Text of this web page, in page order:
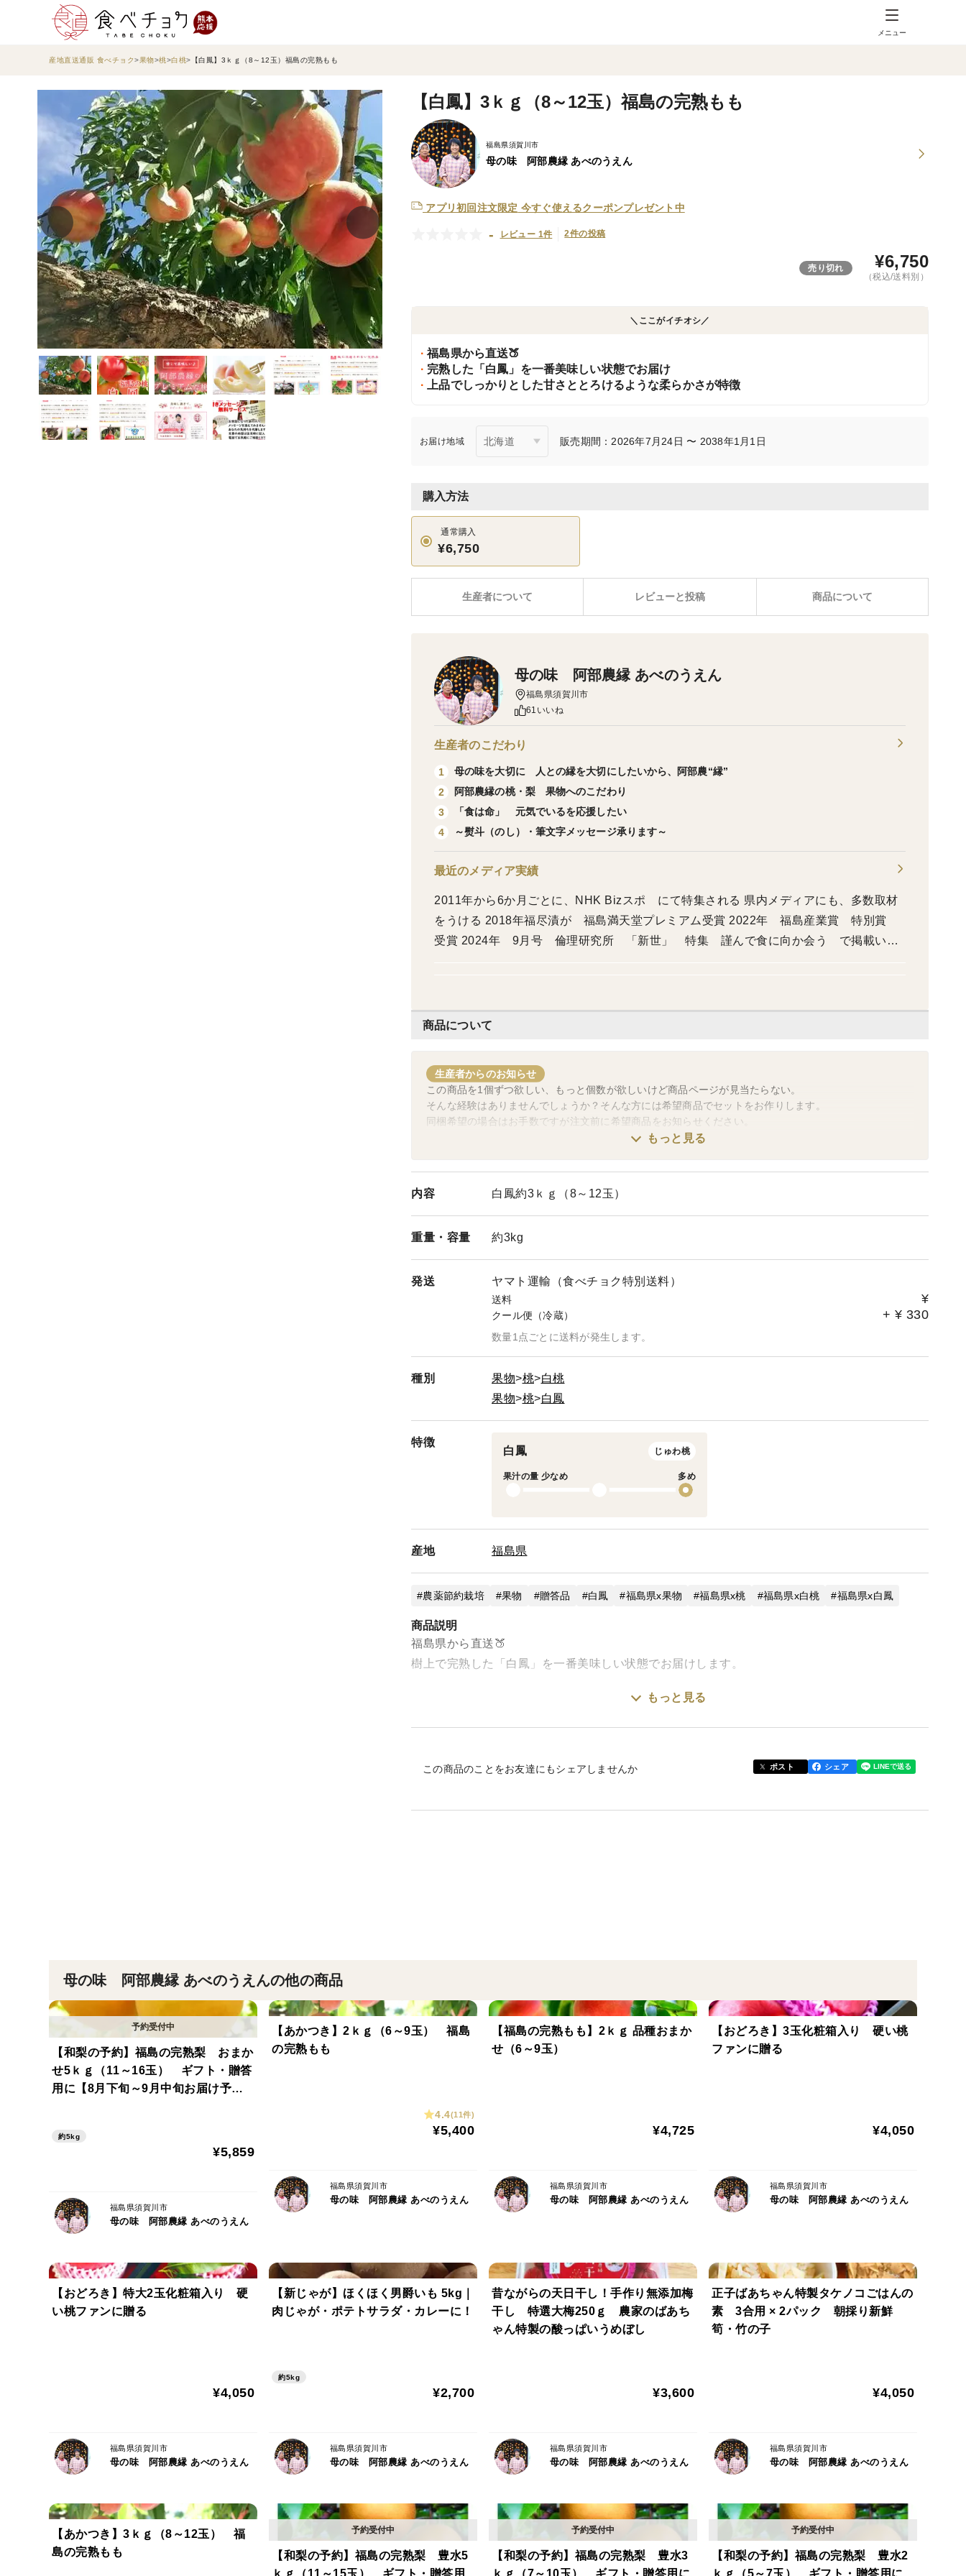
メニュー
産地直送通販 食べチョク 果物 桃 白桃 【白鳳】3ｋｇ（8～12玉）福島の完熟もも
【白鳳】3ｋｇ（8～12玉）福島の完熟もも
福島県須賀川市
母の味 阿部農縁 あべのうえん
アプリ初回注文限定 今すぐ使えるクーポンプレゼント中
- レビュー 1件 2件の投稿
売り切れ ¥6,750
（税込/送料別）
＼ここがイチオシ／
福島県から直送🍑
完熟した「白鳳」を一番美味しい状態でお届け
上品でしっかりとした甘さととろけるような柔らかさが特徴
お届け地域 販売期間：2026年7月24日 〜 2038年1月1日
購入方法
通常購入
¥6,750
レビューと投稿 商品について
生産者について
商品について
生産者からのお知らせ
この商品を1個ずつ欲しい、もっと個数が欲しいけど商品ページが見当たらない。
そんな経験はありませんでしょうか？そんな方には希望商品でセットをお作りします。
同梱希望の場合はお手数ですが注文前に希望商品をお知らせください。
食べチョクのシステム上、注文確定後に同梱に変更する事が出来ません。
※予約商品に関しては組み合わせの変更出来ませんのでご了承ください。
もっと見る
内容 白鳳約3ｋｇ（8～12玉）
重量・ 容量 約3kg
発送 ヤマト運輸（食べチョク特別送料）
送料 ¥
クール便（冷蔵） + ¥ 330
数量1点ごとに送料が発生します。
種別 果物 桃
白桃
果物
桃 白鳳
特徴
白鳳 じゅわ桃
果汁の量 少なめ 多め
産地 福島県
農薬節約栽培 果物 贈答品 白鳳 福島県x果物 福島県x桃 福島県x白桃 福島県x白鳳
商品説明
福島県から直送🍑
樹上で完熟した「白鳳」を一番美味しい状態でお届けします。
阿部農縁では、収穫時期を見極めてギリギリまで樹上で育成。
白鳳は、上品でしっかりとした甘さと、とろけるような柔らかさが特徴。
もっと見る
この商品のことをお友達にもシェアしませんか ポスト シェア
母の味 阿部農縁 あべのうえん
福島県須賀川市
61いいね
生産者のこだわり
1
母の味を大切に 人との縁を大切にしたいから、阿部農“縁”
2
阿部農縁の桃・梨 果物へのこだわり
3
「食は命」 元気でいるを応援したい
4
～熨斗（のし）・筆文字メッセージ承ります～
最近のメディア実績
2011年から6か月ごとに、NHK Bizスポ にて特集される 県内メディアにも、多数取材
をうける 2018年福尽漬が 福島満天堂プレミアム受賞 2022年 福島産業賞 特別賞
受賞 2024年 9月号 倫理研究所 「新世」 特集 謹んで食に向か会う で掲載いた
母の味 阿部農縁 あべのうえんの他の商品
【和梨の予約】福島の完熟梨 おまか
せ5ｋｇ（11～16玉） ギフト・贈答
用に【8月下旬～9月中旬お届け予
約5kg
¥5,859
福島県須賀川市
母の味 阿部農縁 あべのうえん
【あかつき】2ｋｇ（6～9玉） 福島
の完熟もも
4.4(11件)
¥5,400
福島県須賀川市
母の味 阿部農縁 あべのうえん
【福島の完熟もも】2ｋｇ 品種おまか
せ（6～9玉）
¥4,725
福島県須賀川市
母の味 阿部農縁 あべのうえん
【おどろき】3玉化粧箱入り 硬い桃
ファンに贈る
¥4,050
福島県須賀川市
母の味 阿部農縁 あべのうえん
【おどろき】特大2玉化粧箱入り 硬
い桃ファンに贈る
¥4,050
福島県須賀川市
母の味 阿部農縁 あべのうえん
【新じゃが】ほくほく男爵いも 5kg｜
肉じゃが・ポテトサラダ・カレーに！
約5kg
¥2,700
福島県須賀川市
母の味 阿部農縁 あべのうえん
昔ながらの天日干し！手作り無添加梅
干し 特選大梅250ｇ 農家のばあち
ゃん特製の酸っぱいうめぼし
¥3,600
福島県須賀川市
母の味 阿部農縁 あべのうえん
正子ばあちゃん特製タケノコごはんの
素 3合用 × 2パック 朝採り新鮮
筍・竹の子
¥4,050
福島県須賀川市
母の味 阿部農縁 あべのうえん
【あかつき】3ｋｇ（8～12玉） 福
島の完熟もも
【和梨の予約】福島の完熟梨 豊水5
ｋｇ（11～15玉） ギフト・贈答用
【和梨の予約】福島の完熟梨 豊水3
ｋｇ（7～10玉） ギフト・贈答用に
【和梨の予約】福島の完熟梨 豊水2
ｋｇ（5～7玉） ギフト・贈答用に